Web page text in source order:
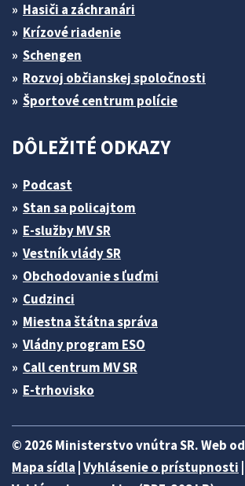
Hasiči a záchranári
Krízové riadenie
Schengen
Rozvoj občianskej spoločnosti
Športové centrum polície
DÔLEŽITÉ ODKAZY
Podcast
Stan sa policajtom
E-služby MV SR
Vestník vlády SR
Obchodovanie s ľuďmi
Cudzinci
Miestna štátna správa
Vládny program ESO
Call centrum MV SR
E-trhovisko
© 2026 Ministerstvo vnútra SR. Web od
Mapa sídla Vyhlásenie o prístupnosti